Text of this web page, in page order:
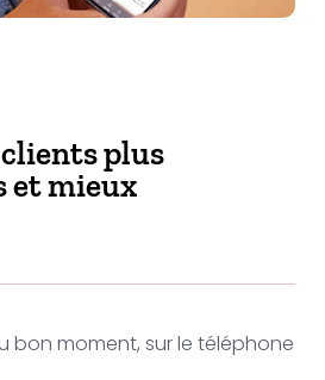
plus
et mieux
bon moment, sur le téléphone